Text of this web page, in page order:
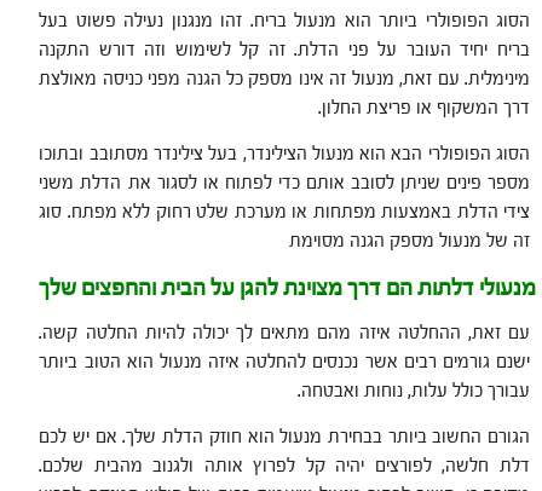
הסוג הפופולרי ביותר הוא מנעול בריח. זהו מנגנון נעילה פשוט בעל
בריח יחיד העובר על פני הדלת. זה קל לשימוש וזה דורש התקנה
מינימלית. עם זאת, מנעול זה אינו מספק כל הגנה מפני כניסה מאולצת
דרך המשקוף או פריצת החלון.
הסוג הפופולרי הבא הוא מנעול הצילינדר, בעל צילינדר מסתובב ובתוכו
מספר פינים שניתן לסובב אותם כדי לפתוח או לסגור את הדלת משני
צידי הדלת באמצעות מפתחות או מערכת שלט רחוק ללא מפתח. סוג
זה של מנעול מספק הגנה מסוימת
מנעולי דלתות הם דרך מצוינת להגן על הבית והחפצים שלך
עם זאת, ההחלטה איזה מהם מתאים לך יכולה להיות החלטה קשה.
ישנם גורמים רבים אשר נכנסים להחלטה איזה מנעול הוא הטוב ביותר
עבורך כולל עלות, נוחות ואבטחה.
הגורם החשוב ביותר בבחירת מנעול הוא חוזק הדלת שלך. אם יש לכם
דלת חלשה, לפורצים יהיה קל לפרוץ אותה ולגנוב מהבית שלכם.